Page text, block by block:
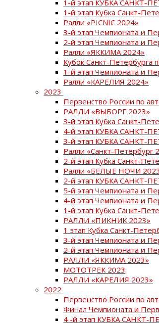
1-й этап КУБКА САНКТ-
1-й этап Кубка Санкт-
Ралли «PICNIC 2024»
3-й этап Чемпионата и
2-й этап Чемпионата и
Ралли «ЯККИМА 2024»
Кубок Санкт-Петербурга
1-й этап Чемпионата и
Ралли «КАРЕЛИЯ 2024»
2023
Первенство России по
РАЛЛИ «ВЫБОРГ 2023»
3-й этап Кубка Санкт-
4-й этап КУБКА САНКТ-
3-й этап КУБКА САНКТ-
Ралли «Санкт-Петербург
2-й этап Кубка Санкт-
Ралли «БЕЛЫЕ НОЧИ
2-й этап КУБКА САНКТ-
5-й этап Чемпионата и
4-й этап Чемпионата и
1-й этап Кубка Санкт-
РАЛЛИ «ПИКНИК 2023»
1 этап Кубка Санкт-
3-й этап Чемпионата и
2-й этап Чемпионата и
РАЛЛИ «ЯККИМА 2023»
МОТОТРЕК 2023
РАЛЛИ «КАРЕЛИЯ 2023»
2022
Первенство России по
Финал Чемпионата и
4 -й этап КУБКА САНКТ-